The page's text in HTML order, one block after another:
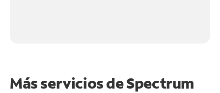
Más servicios de Spectrum